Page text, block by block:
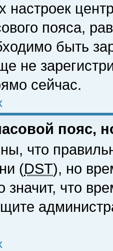
настроек
пояса,
быть
не
сейчас.
пояс,
что
(DST), но
значит, что